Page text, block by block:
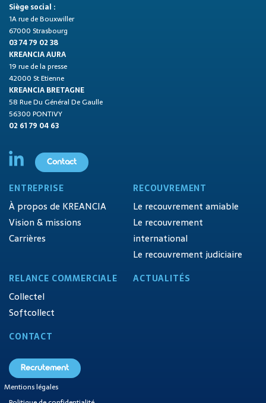
Siège social :
1A rue de Bouxwiller
67000 Strasbourg
03 74 79 02 38
KREANCIA AURA
19 rue de la presse
42000 St Etienne
KREANCIA BRETAGNE
58 Rue Du Général De Gaulle
56300 PONTIVY
02 61 79 04 63
Contact
ENTREPRISE
À propos de KREANCIA
Vision & missions
Carrières
RECOUVREMENT
Le recouvrement amiable
Le recouvrement
international
Le recouvrement judiciaire
RELANCE COMMERCIALE
Collectel
Softcollect
ACTUALITÉS
CONTACT
Recrutement
Mentions légales